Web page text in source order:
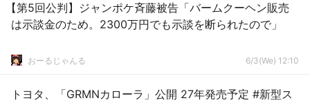
【第5回公判】ジャンポケ斉藤被告「バームクーヘン販売
は示談金のため。2300万円でも示談を断られたので」
おーるじゃんる 6/3(We) 12:10
トヨタ、「GRMNカローラ」公開 27年発売予定 #新型ス